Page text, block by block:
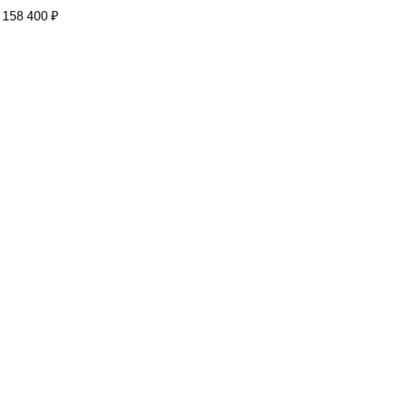
Первоначальная
158 400 ₽Текущая